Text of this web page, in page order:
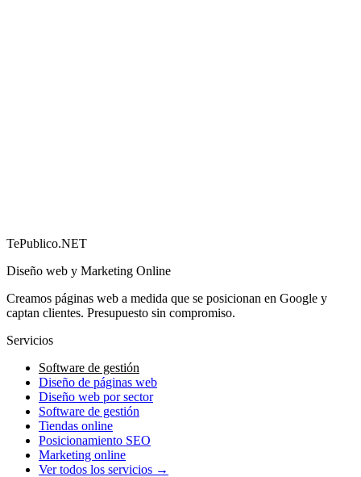
→
TePublico.NET
Diseño web y Marketing Online
Creamos páginas web a medida que se posicionan en Google y
captan clientes. Presupuesto sin compromiso.
Servicios
Software de gestión
Diseño de páginas web
Diseño web por sector
Software de gestión
Tiendas online
Posicionamiento SEO
Marketing online
Ver todos los servicios →